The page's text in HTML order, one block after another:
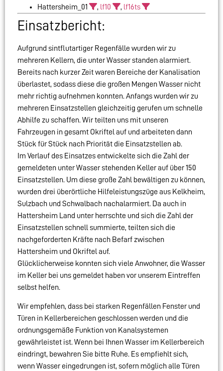
Hattersheim_01
, lf10 , lf16ts
Einsatzbericht:
Aufgrund sintflutartiger Regenfälle wurden wir zu
mehreren Kellern, die unter Wasser standen alarmiert.
Bereits nach kurzer Zeit waren Bereiche der Kanalisation
überlastet, sodass diese die großen Mengen Wasser nicht
mehr richtig aufnehmen konnten. Anfangs wurden wir zu
mehreren Einsatzstellen gleichzeitig gerufen um schnelle
Abhilfe zu schaffen. Wir teilten uns mit unseren
Fahrzeugen in gesamt Okriftel auf und arbeiteten dann
Stück für Stück nach Priorität die Einsatzstellen ab.
Im Verlauf des Einsatzes entwickelte sich die Zahl der
gemeldeten unter Wasser stehenden Keller auf über 150
Einsatzstellen. Um diese große Zahl bewältigen zu können,
wurden drei überörtliche Hilfeleistungszüge aus Kelkheim,
Sulzbach und Schwalbach nachalarmiert. Da auch in
Hattersheim Land unter herrschte und sich die Zahl der
Einsatzstellen schnell summierte, teilten sich die
nachgeforderten Kräfte nach Befarf zwischen
Hattersheim und Okriftel auf.
Glücklicherweise konnten sich viele Anwohner, die Wasser
im Keller bei uns gemeldet haben vor unserem Eintreffen
selbst helfen.
Wir empfehlen, dass bei starken Regenfällen Fenster und
Türen in Kellerbereichen geschlossen werden und die
ordnungsgemäße Funktion von Kanalsystemen
gewährleistet ist. Wenn bei Ihnen Wasser im Kellerbereich
eindringt, bewahren Sie bitte Ruhe. Es empfiehlt sich,
wenn Wasser eingedrungen ist, sofern möglich alle Türen